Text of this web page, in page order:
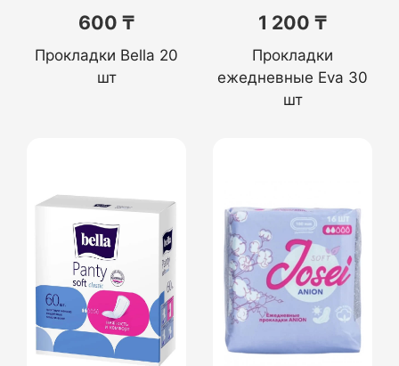
600 ₸
Прокладки Bella 20
шт
1 200 ₸
Прокладки
ежедневные Eva 30
шт